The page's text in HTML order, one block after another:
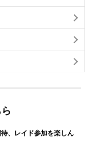
、レイド参加を楽しん